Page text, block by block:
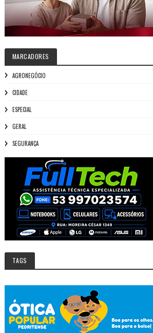
MARCADORES
AGRONEGÓCIO
CIDADE
ESPECIAL
GERAL
SEGURANÇA
TAGS